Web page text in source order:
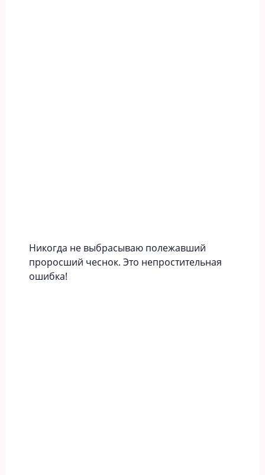
Никогда не выбрасываю полежавший
проросший чеснок. Это непростительная
ошибка!